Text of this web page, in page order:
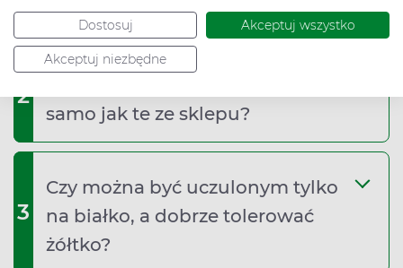
Dostosuj Akceptuj wszystko
Akceptuj niezbędne
suplementów diety?
2
samo jak te ze sklepu?
3
Czy można być uczulonym tylko
na białko, a dobrze tolerować
żółtko?